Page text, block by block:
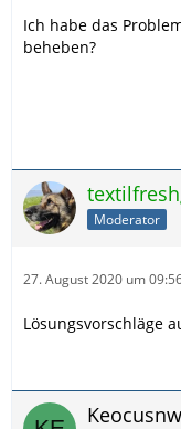
Ich habe das
beheben?
Moderator
27. August 2020 um
Lösungsvorschläge